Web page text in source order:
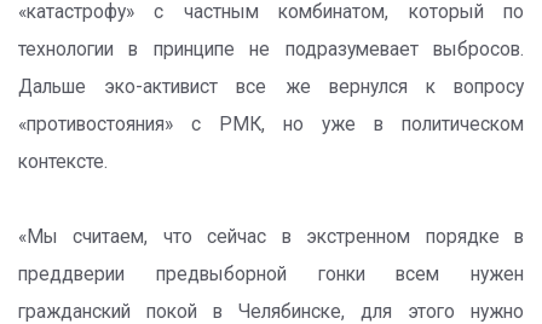
«катастрофу» с частным комбинатом, который по
технологии в принципе не подразумевает выбросов.
Дальше эко-активист все же вернулся к вопросу
«противостояния» с РМК, но уже в политическом
контексте.
«Мы считаем, что сейчас в экстренном порядке в
преддверии предвыборной гонки всем нужен
гражданский покой в Челябинске, для этого нужно